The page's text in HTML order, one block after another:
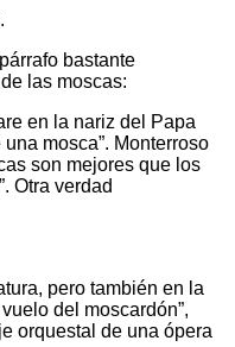
bastante
las moscas:
en la nariz del Papa
mosca”. Monterroso
son mejores que los
Otra verdad
pero también en la
del moscardón”,
orquestal de una ópera